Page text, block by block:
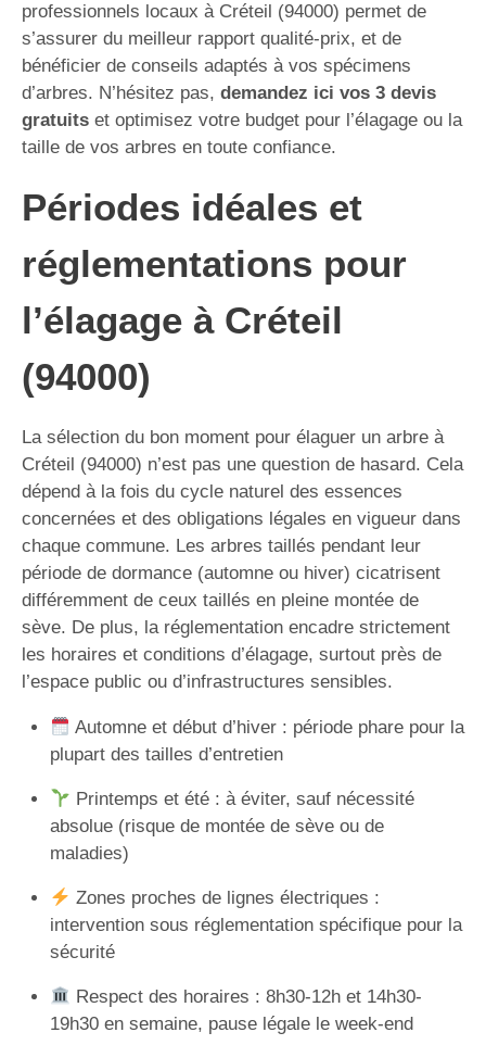
professionnels locaux à Créteil (94000) permet de
s’assurer du meilleur rapport qualité-prix, et de
bénéficier de conseils adaptés à vos spécimens
d’arbres. N’hésitez pas, demandez ici vos 3 devis
gratuits et optimisez votre budget pour l’élagage ou la
taille de vos arbres en toute confiance.
Périodes idéales et
réglementations pour
l’élagage à Créteil
(94000)
La sélection du bon moment pour élaguer un arbre à
Créteil (94000) n’est pas une question de hasard. Cela
dépend à la fois du cycle naturel des essences
concernées et des obligations légales en vigueur dans
chaque commune. Les arbres taillés pendant leur
période de dormance (automne ou hiver) cicatrisent
différemment de ceux taillés en pleine montée de
sève. De plus, la réglementation encadre strictement
les horaires et conditions d’élagage, surtout près de
l’espace public ou d’infrastructures sensibles.
Automne et début d’hiver : période phare pour la
plupart des tailles d’entretien
Printemps et été : à éviter, sauf nécessité
absolue (risque de montée de sève ou de
maladies)
Zones proches de lignes électriques :
intervention sous réglementation spécifique pour la
sécurité
Respect des horaires : 8h30-12h et 14h30-
19h30 en semaine, pause légale le week-end